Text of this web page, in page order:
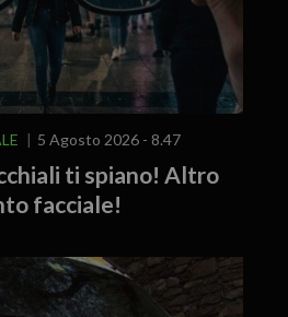
5 Agosto 2026 - 8.47
ti spiano! Altro
facciale!